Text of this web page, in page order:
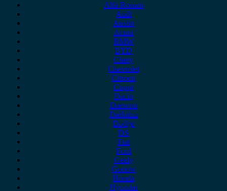
Alfa Romeo
Audi
Austin
Acura
BMW
BYD
Chery
Chevrolet
Citroen
Cupra
Dacia
Daewoo
Daihatsu
Dodge
DS
Fiat
Ford
Geely
Gonow
Honda
Hyundai